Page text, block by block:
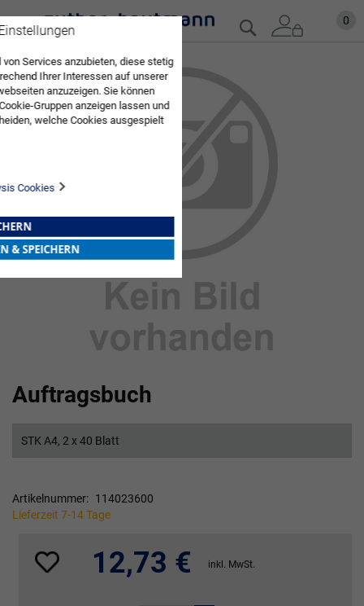
Zum
Inhalt
0
Suche
Auftragsbuch
STK A4, 2 x 40 Blatt
Artikelnummer
114023600
Lieferzeit 7-14 Tage
12,73 € inkl. MwSt.
Zum
Ende
der
Bildgalerie
Anfang
der
springen
Services anzubieten, diese stetig
Ihrer Interessen auf unserer
anzuzeigen. Sie können
Gruppen anzeigen lassen und
welche Cookies ausgespielt
Cookies
& SPEICHERN